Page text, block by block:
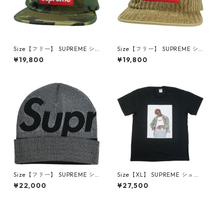
Size【フリー】 SUPREME シ
ュプリーム 15SS Military Prin
ted Camo Camp Cap Woodl
¥19,800
Size【フリー】 SUPREME シ
ュプリーム 19SS Rope Cordur
oy Camp Cap Brown キャン
¥19,800
Size【フリー】 SUPREME シ
ュプリーム 25FW Studded K
nockout Big Logo Beanie Bl
¥22,000
Size【XL】 SUPREME シュプ
リーム 22AW Andre 3000 T
ee Black Tシャツ 黒 【新古
¥27,500